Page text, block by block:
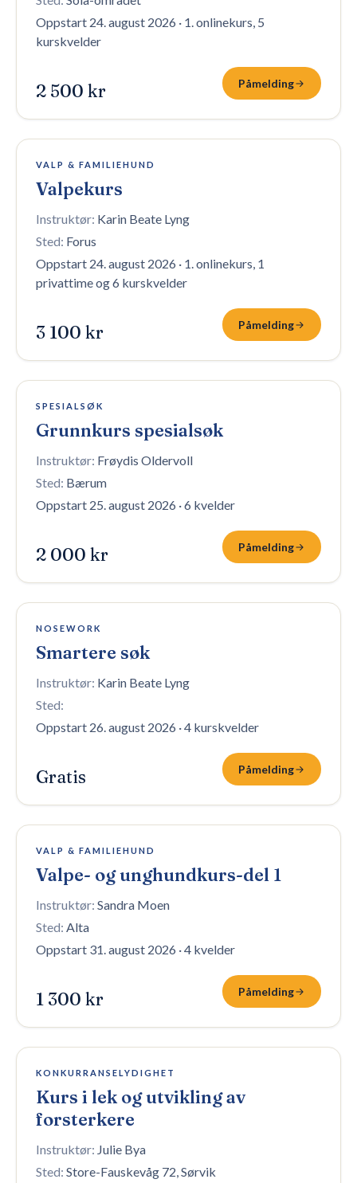
Oppstart 24. august 2026 · 1. onlinekurs, 5
kurskvelder
2 500 kr Påmelding
6 plasser igjen
VALP & FAMILIEHUND
Valpekurs
Instruktør: Karin Beate Lyng
Sted: Forus
Oppstart 24. august 2026 · 1. onlinekurs, 1
privattime og 6 kurskvelder
3 100 kr Påmelding
2 plasser igjen
SPESIALSØK
Grunnkurs spesialsøk
Instruktør: Frøydis Oldervoll
Sted: Bærum
Oppstart 25. august 2026 ·6 kvelder
2 000 kr Påmelding
10 plasser igjen
NOSEWORK
Smartere søk
Instruktør: Karin Beate Lyng
Sted:
Oppstart 26. august 2026 ·4 kurskvelder
Gratis Påmelding
6 plasser igjen
VALP & FAMILIEHUND
Valpe- og unghundkurs-del 1
Instruktør: Sandra Moen
Sted: Alta
Oppstart 31. august 2026 ·4 kvelder
1 300 kr Påmelding
Fullt — venteliste
KONKURRANSELYDIGHET
Kurs i lek og utvikling av
forsterkere
Instruktør: Julie Bya
Sted: Store-Fauskevåg 72, Sørvik